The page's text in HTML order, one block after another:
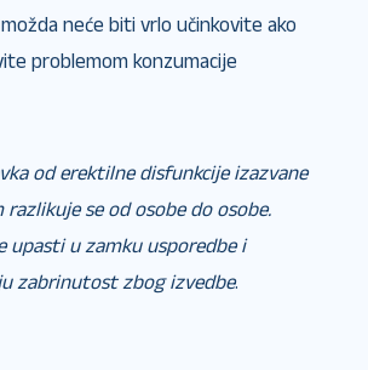
neće biti vrlo učinkovite ako
problemom konzumacije
od erektilne disfunkcije izazvane
se od osobe do osobe.
upasti u zamku usporedbe i
zabrinutost zbog izvedbe.